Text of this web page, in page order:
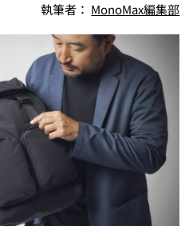
執筆者： MonoMax編集部